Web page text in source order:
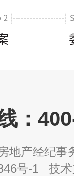
：
地产经纪事
号-1 技术